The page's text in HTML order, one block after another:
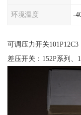
环境温度 -
可调压力开关
差压开关：152P系列、